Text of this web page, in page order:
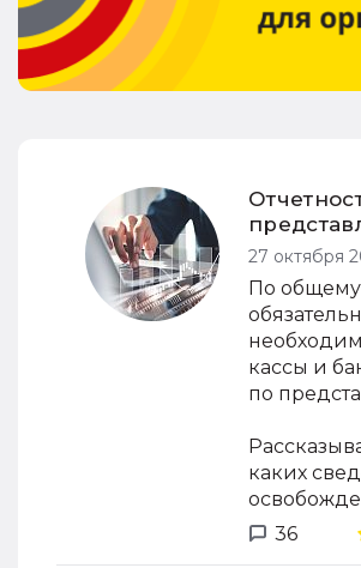
27 октября
По общему
кассы и
по
каких
36